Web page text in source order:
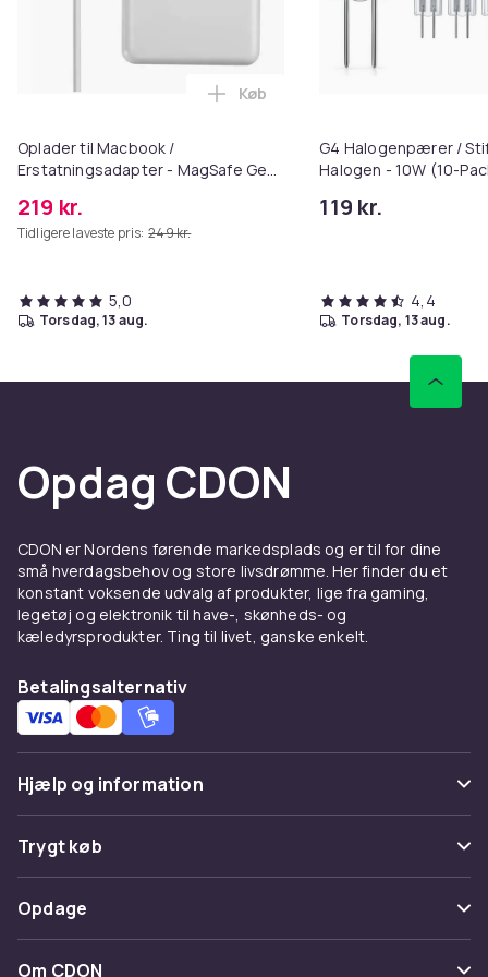
Oplader til Macbook /
Erstatningsadapter - MagSafe Gen
219 kr.
Tidligere laveste pris: 249 kr.
Læg Oplader til Macbook /
Køb
5,0
torsdag, 13 aug.
G4 Halogenpærer /
Halogen - 10W (10-
119 kr.
4,4
torsdag, 13 aug.
Opdag CDON
CDON er Nordens førende markedsplads og er til for dine
små hverdagsbehov og store livsdrømme. Her finder du et
konstant voksende udvalg af produkter, lige fra gaming,
legetøj og elektronik til have-, skønheds- og
kæledyrsprodukter. Ting til livet, ganske enkelt.
Betalingsalternativ
Hjælp og information
Ofte stillede spørgsmål
Spor pakke
Fortryd & returner her
Kontakt os
Trygt køb
Betaling
Levering
Opdage
Kategorier
Om CDON